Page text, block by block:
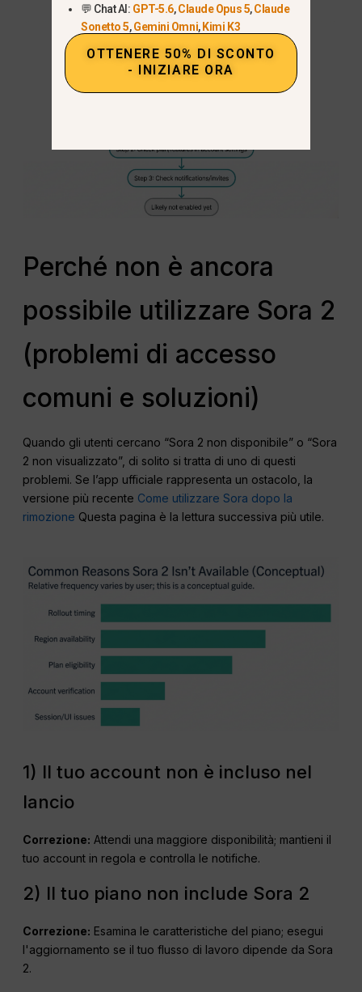
Perché non è ancora
possibile utilizzare Sora 2
(problemi di accesso
comuni e soluzioni)
Quando gli utenti cercano “Sora 2 non disponibile” o “Sora
2 non visualizzato”, di solito si tratta di uno di questi
problemi. Se l’app ufficiale rappresenta un ostacolo, la
versione più recente Come utilizzare Sora dopo la
rimozione Questa pagina è la lettura successiva più utile.
1) Il tuo account non è incluso nel
lancio
Correzione: Attendi una maggiore disponibilità; mantieni il
tuo account in regola e controlla le notifiche.
2) Il tuo piano non include Sora 2
Correzione: Esamina le caratteristiche del piano; esegui
l'aggiornamento se il tuo flusso di lavoro dipende da Sora
2.
💬 Chat AI: GPT-5.6,Claude Opus 5,Claude
Sonetto 5,Gemini Omni, Kimi K3
OTTENERE 50% DI SCONTO
- INIZIARE ORA